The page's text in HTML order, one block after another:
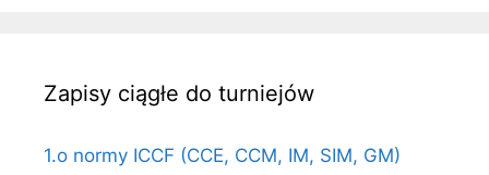
Zapisy ciągłe do turniejów
1.o normy ICCF (CCE, CCM, IM, SIM, GM)